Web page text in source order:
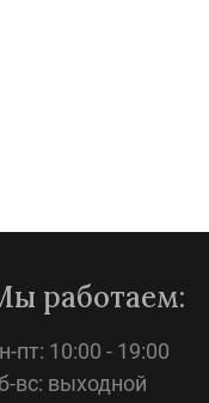
работаем:
пт: 10:00 - 19:00
вс: выходной